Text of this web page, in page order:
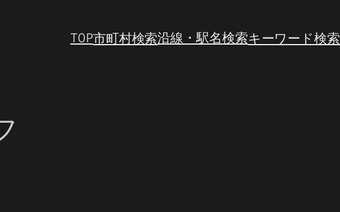
TOP市町村検索沿線・駅名検索キーワード検索